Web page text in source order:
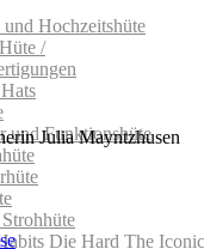
und Hochzeitshüte
/
und Funktionshüte
Julia Mayntzhusen